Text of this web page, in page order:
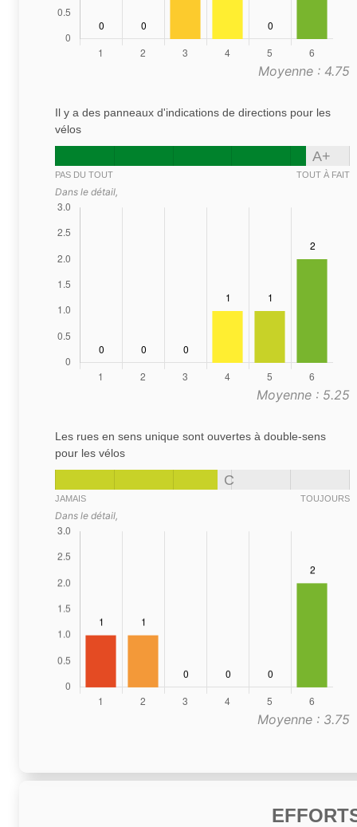
Moyenne : 4.75
Il y a des panneaux d'indications de directions pour les
vélos
A+
PAS DU TOUT TOUT À FAIT
Dans le détail,
Moyenne : 5.25
Les rues en sens unique sont ouvertes à double-sens
pour les vélos
C
JAMAIS TOUJOURS
Dans le détail,
Moyenne : 3.75